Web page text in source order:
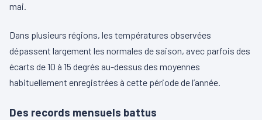
mai.
Dans plusieurs régions, les températures observées
dépassent largement les normales de saison, avec parfois des
écarts de 10 à 15 degrés au-dessus des moyennes
habituellement enregistrées à cette période de l’année.
Des records mensuels battus